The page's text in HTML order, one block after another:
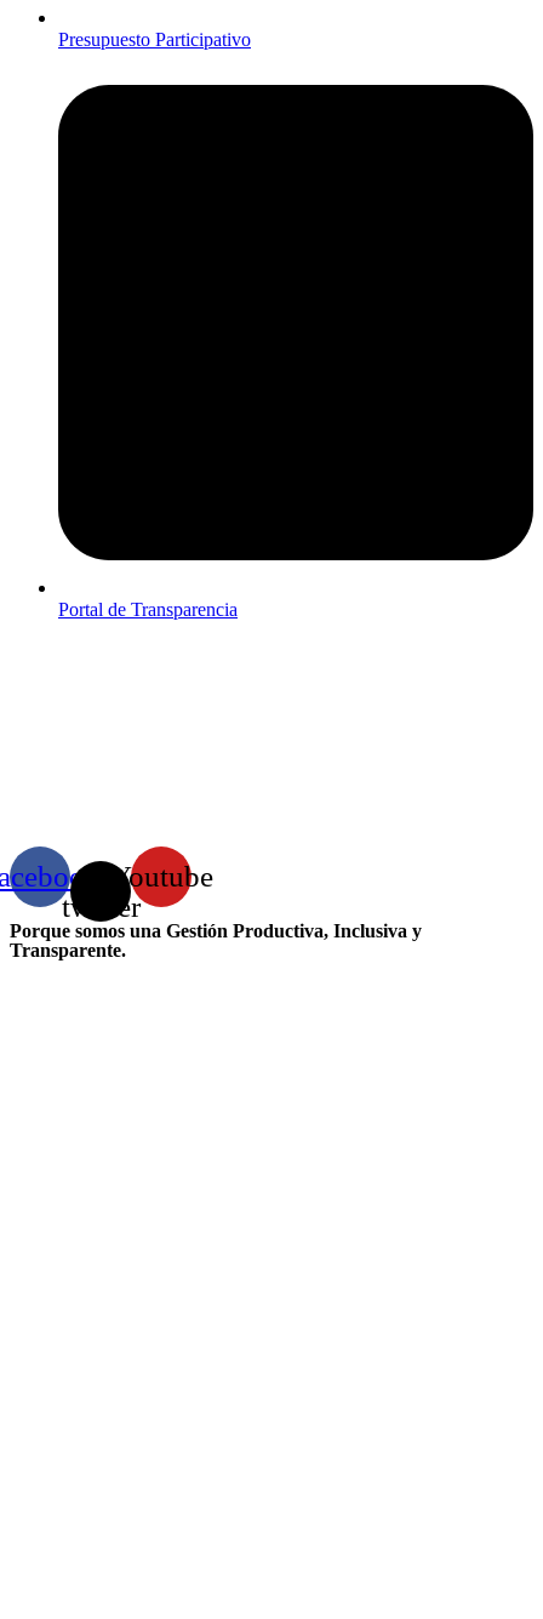
Presupuesto Participativo
Portal de Transparencia
X-
twitter
Youtube
Porque somos una Gestión Productiva, Inclusiva y
Transparente.